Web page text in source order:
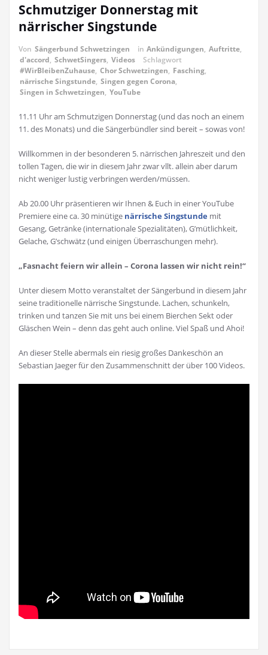
Schmutziger Donnerstag mit
närrischer Singstunde
Von Sängerbund Schwetzingen in Ankündigungen, Auftritte,
d'accord, SchwetSingers, Videos
Schlagwort
#WirBleibenZuhause, Chor Schwetzingen, Fasching,
närrische Singstunde, Singen gegen Corona,
Singen in Schwetzingen, YouTube
11.11 Uhr am Schmutzigen Donnerstag (und das noch an einem
11. des Monats) und die Sängerbündler sind bereit – sowas von!
Willkommen in der besonderen 5. närrischen Jahreszeit und den
tollen Tagen, die wir in diesem Jahr zwar vllt. allein aber darum
nicht weniger lustig verbringen werden/müssen.
Ab 20.00 Uhr präsentieren wir Ihnen & Euch in einer YouTube
Premiere eine ca. 30 minütige närrische Singstunde mit
Gesang, Getränke (internationale Spezialitäten), G’mütlichkeit,
Gelache, G’schwätz (und einigen Überraschungen mehr).
„Fasnacht feiern wir allein – Corona lassen wir nicht rein!“
Unter diesem Motto veranstaltet der Sängerbund in diesem Jahr
seine traditionelle närrische Singstunde. Lachen, schunkeln,
trinken und tanzen Sie mit uns bei einem Bierchen Sekt oder
Gläschen Wein – denn das geht auch online. Viel Spaß und Ahoi!
An dieser Stelle abermals ein riesig großes Dankeschön an
Sebastian Jaeger für den Zusammenschnitt der über 100 Videos.